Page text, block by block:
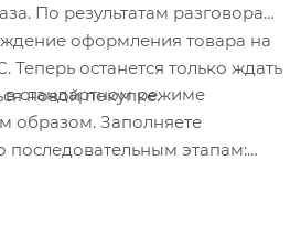
По результатам разговора
оформления товара на
Теперь останется только ждать
новой покупке.
стандартном режиме
образом. Заполняете
последовательным этапам: